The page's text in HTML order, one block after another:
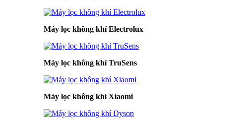
Máy lọc không khí Electrolux
Máy lọc không khí TruSens
Máy lọc không khí Xiaomi